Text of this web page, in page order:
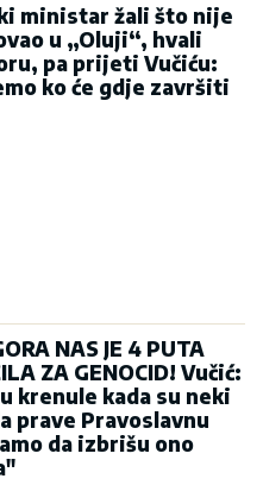
ministar žali što nije
u „Oluji“, hvali
pa prijeti Vučiću:
ko će gdje završiti
NAS JE 4 PUTA
ZA GENOCID! Vučić:
krenule kada su neki
prave Pravoslavnu
da izbrišu ono